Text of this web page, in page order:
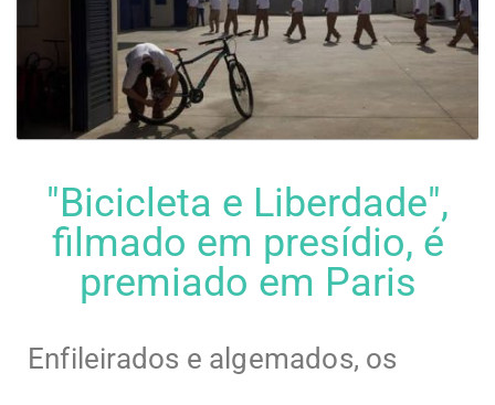
"Bicicleta e Liberdade",
filmado em presídio, é
premiado em Paris
Enfileirados e algemados, os